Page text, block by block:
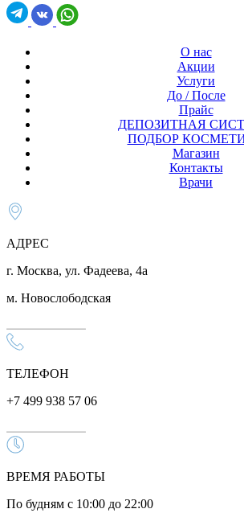
О нас
Акции
Услуги
До / После
Прайс
ДЕПОЗИТНАЯ
ПОДБОР
Магазин
Контакты
Врачи
АДРЕС
г. Москва, ул. Фадеева, 4а
м. Новослободская
ТЕЛЕФОН
+7 499 938 57 06
ВРЕМЯ РАБОТЫ
По будням с 10:00 до 22:00